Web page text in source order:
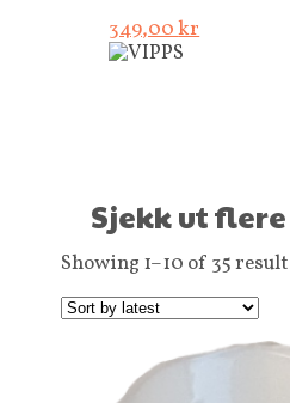
349,00kr
Sjekk ut
Showing 1–10 of 35